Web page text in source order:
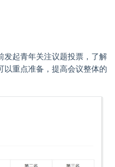
发起青年关注议题投票，了解
以重点准备，提高会议整体的